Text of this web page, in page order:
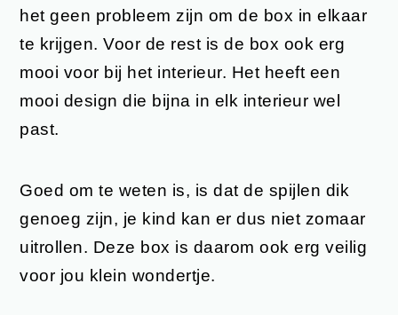
het geen probleem zijn om de box in elkaar
te krijgen. Voor de rest is de box ook erg
mooi voor bij het interieur. Het heeft een
mooi design die bijna in elk interieur wel
past.
Goed om te weten is, is dat de spijlen dik
genoeg zijn, je kind kan er dus niet zomaar
uitrollen. Deze box is daarom ook erg veilig
voor jou klein wondertje.